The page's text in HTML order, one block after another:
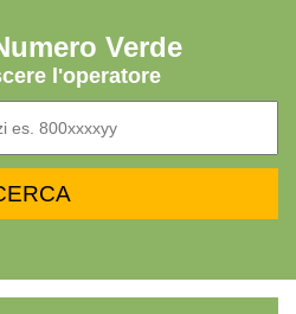
Verde
l'operatore